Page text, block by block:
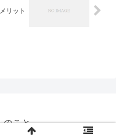
リット
のこと